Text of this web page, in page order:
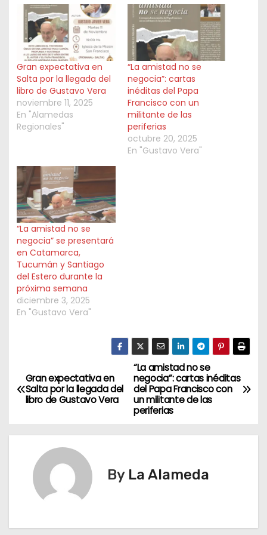
Gran expectativa en
Salta por la llegada del
libro de Gustavo Vera
noviembre 11, 2025
En "Alamedas
Regionales"
“La amistad no se
negocia”: cartas
inéditas del Papa
Francisco con un
militante de las
periferias
octubre 20, 2025
En "Gustavo Vera"
“La amistad no se
negocia” se presentará
en Catamarca,
Tucumán y Santiago
del Estero durante la
próxima semana
diciembre 3, 2025
En "Gustavo Vera"
N
a
c
“La amistad no se
negocia”: cartas inéditas
del Papa Francisco con
un militante de las
periferias
Gran expectativa en
Salta por la llegada del
libro de Gustavo Vera
By La Alameda